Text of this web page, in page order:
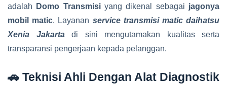
adalah
Domo Transmisiyang dikenal sebagai jagonya
mobil matic. Layanan service transmisi matic daihatsu
Xenia Jakartadi sini mengutamakan kualitas serta
transparansi pengerjaan kepada pelanggan.
🚗 Teknisi Ahli Dengan Alat Diagnostik